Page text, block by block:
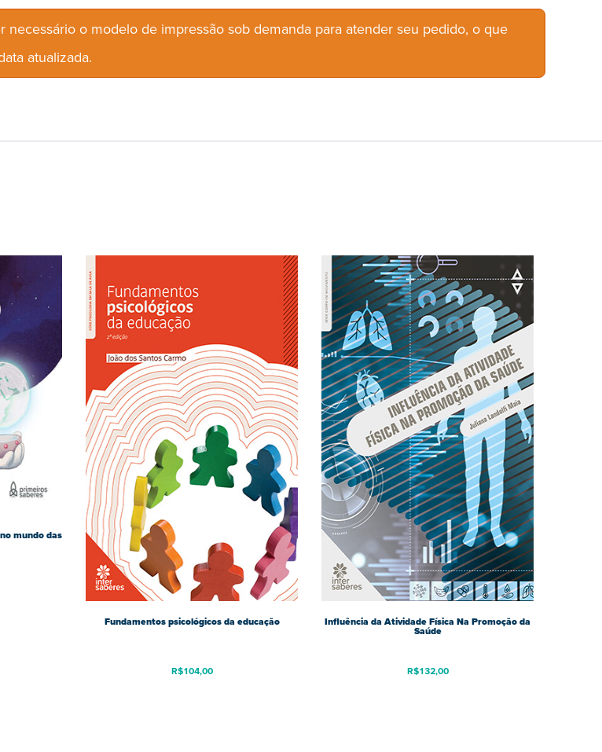
o modelo de impressão sob demanda para atender seu pedido, o que
atualizada.
mundo das
Fundamentos psicológicos da educação
R$104,00
Influência da Atividade Física Na Promoção da
Saúde
R$132,00